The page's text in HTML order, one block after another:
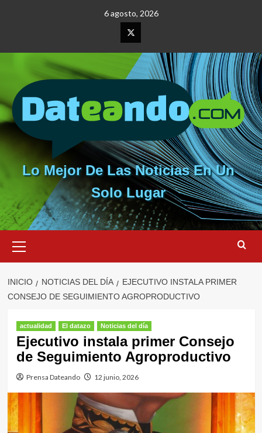
6 agosto, 2026
Elemento
del
menú
Lo Mejor De Las Noticias En Un
Solo Lugar
primario
INICIO NOTICIAS DEL DÍA
EJECUTIVO INSTALA PRIMER
CONSEJO DE SEGUIMIENTO AGROPRODUCTIVO
actualidad El datazo Noticias del día
Ejecutivo instala primer Consejo
de Seguimiento Agroproductivo
Prensa Dateando 12 junio, 2026